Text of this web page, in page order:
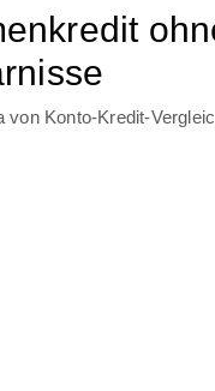
von Konto-Kredit-